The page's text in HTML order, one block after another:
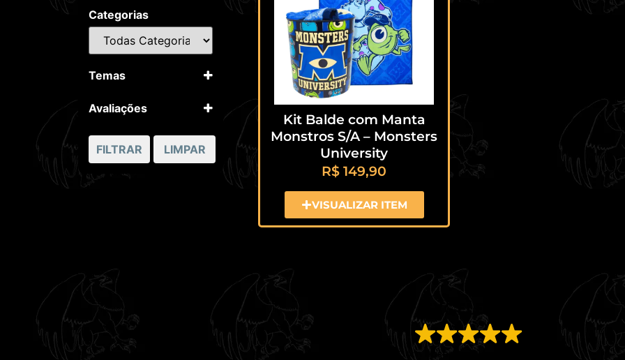
Categorias
Temas
Filmes
Avaliações
3 ou mais
FILTRAR LIMPAR
Kit Balde com Manta
Monstros S/A – Monsters
University
R$ 149,90
VISUALIZAR ITEM
EXCELENTE
Com base em 21 avaliações